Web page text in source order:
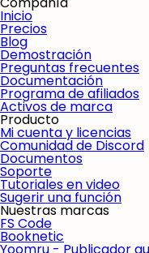
Inicio
Precios
Blog
Demostración
Preguntas frecuentes
Documentación
Programa de afiliados
Activos de marca
Producto
Mi cuenta y licencias
Comunidad de Discord
Documentos
Soporte
Tutoriales en video
Sugerir una función
Nuestras marcas
FS Code
Booknetic